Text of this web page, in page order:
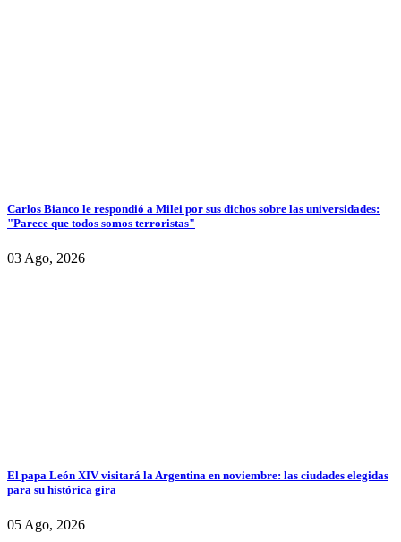
Carlos Bianco le respondió a Milei por sus dichos sobre las universidades:
"Parece que todos somos terroristas"
03 Ago, 2026
El papa León XIV visitará la Argentina en noviembre: las ciudades elegidas
para su histórica gira
05 Ago, 2026